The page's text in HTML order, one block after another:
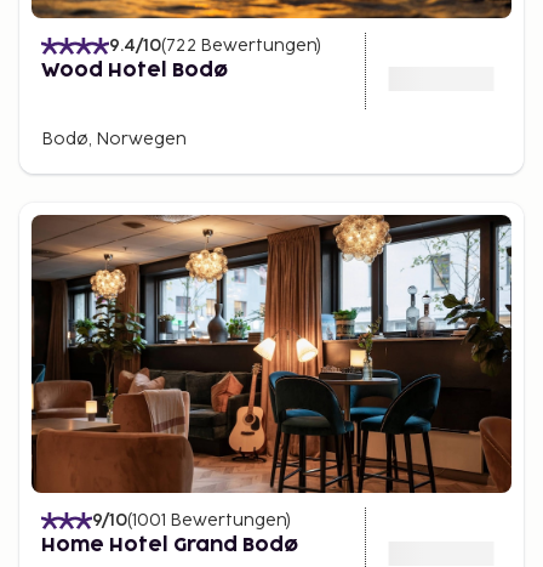
9.4/10(722 Bewertungen)
Wood Hotel Bodø
Bodø, Norwegen
9/10(1001 Bewertungen)
Home Hotel Grand Bodø